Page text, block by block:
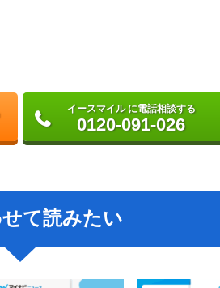
イースマイル に電話相談する
0120-091-026
て読みたい